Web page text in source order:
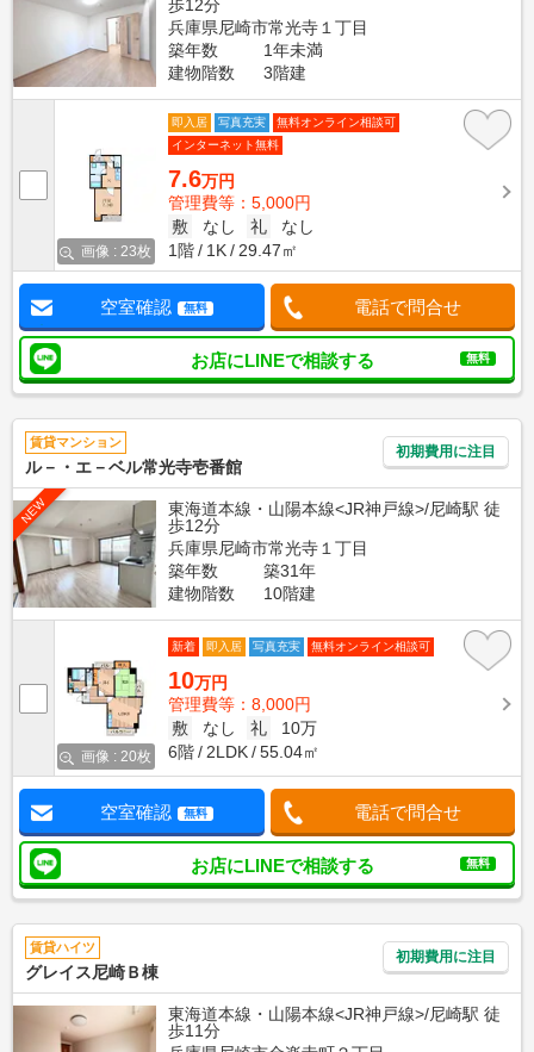
歩12分
兵庫県尼崎市常光寺１丁目
築年数
1年未満
建物階数
3階建
画像 : 23枚
即入居 写真充実
無料オンライン相談可
インターネット無料
7.6万円
管理費等：5,000円
敷
なし 礼
なし
1階
1K 29.47㎡
空室確認 無料 電話で問合せ
お店にLINEで相談する 無料
賃貸マンション
ル－・エ－ベル常光寺壱番館
初期費用に注目
NEW
東海道本線・山陽本線<JR神戸線>/尼崎駅 徒
歩12分
兵庫県尼崎市常光寺１丁目
築年数
築31年
建物階数
10階建
画像 : 20枚
新着 即入居 写真充実 無料オンライン相談可
10万円
管理費等：8,000円
敷
なし 礼
10万
6階
2LDK 55.04㎡
空室確認 無料 電話で問合せ
お店にLINEで相談する 無料
賃貸ハイツ
グレイス尼崎Ｂ棟
初期費用に注目
東海道本線・山陽本線<JR神戸線>/尼崎駅 徒
歩11分